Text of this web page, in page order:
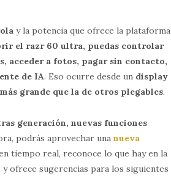
y la potencia que ofrece la plataforma
el razr 60 ultra, puedas controlar
acceder a fotos, pagar sin contacto,
de IA. Eso ocurre desde un display
grande que la de otros plegables.
generación, nuevas funciones
podrás aprovechar unanueva
tiempo real, reconoce lo que hay en la
ofrece sugerencias para los siguientes